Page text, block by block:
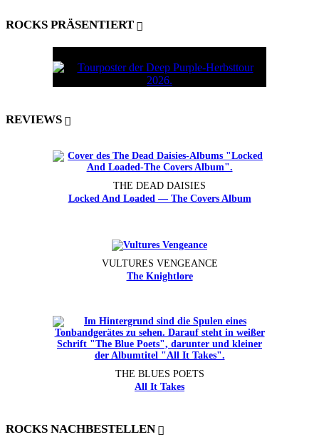
ROCKS PRÄSENTIERT
REVIEWS
THE DEAD DAISIES
Locked And Loaded — The Covers Album
VULTURES VENGEANCE
The Knightlore
THE BLUES POETS
All It Takes
ROCKS NACHBESTELLEN